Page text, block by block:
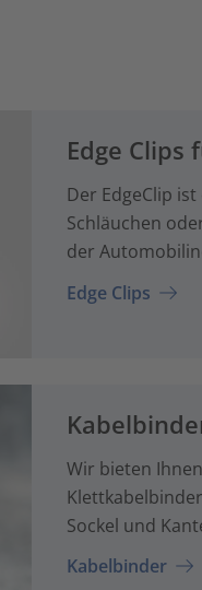
Edge
Der EdgeClip
Schläuchen
der
Edge Clips
Wir bieten
Sockel und
Kabelbinder